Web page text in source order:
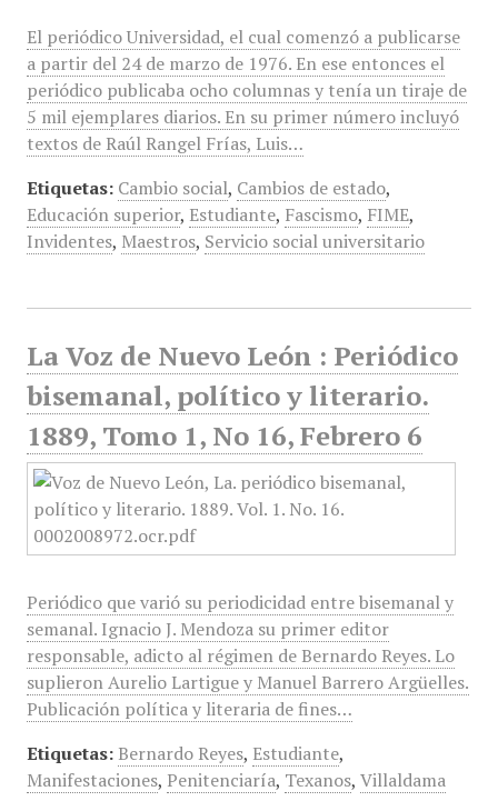
El periódico Universidad, el cual comenzó a publicarse
a partir del 24 de marzo de 1976. En ese entonces el
periódico publicaba ocho columnas y tenía un tiraje de
5 mil ejemplares diarios. En su primer número incluyó
textos de Raúl Rangel Frías, Luis…
Etiquetas: Cambio social, Cambios de estado,
Educación superior, Estudiante, Fascismo, FIME,
Invidentes, Maestros, Servicio social universitario
La Voz de Nuevo León : Periódico
bisemanal, político y literario.
1889, Tomo 1, No 16, Febrero 6
Periódico que varió su periodicidad entre bisemanal y
semanal. Ignacio J. Mendoza su primer editor
responsable, adicto al régimen de Bernardo Reyes. Lo
suplieron Aurelio Lartigue y Manuel Barrero Argüelles.
Publicación política y literaria de fines…
Etiquetas: Bernardo Reyes, Estudiante,
Manifestaciones, Penitenciaría, Texanos, Villaldama